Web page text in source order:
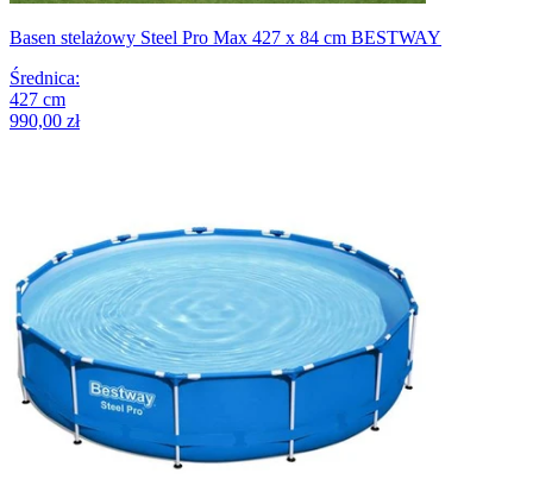
Basen stelażowy Steel Pro Max 427 x 84 cm BESTWAY
Średnica:
427 cm
990,00 zł